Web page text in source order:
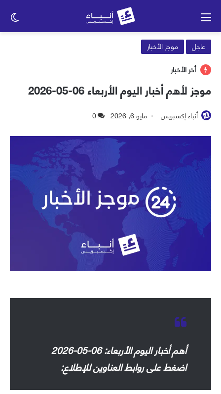
عاجل
موجز الأخبار
أخر الأخبار
موجز لأهم أخبار اليوم الأربعاء 06-05-2026
أنباء إكسبريس مايو 6, 2026 0
أهم أخبار اليوم الأربعاء: 06-05-2026
اضغط على روابط العناوين للإطلاع: